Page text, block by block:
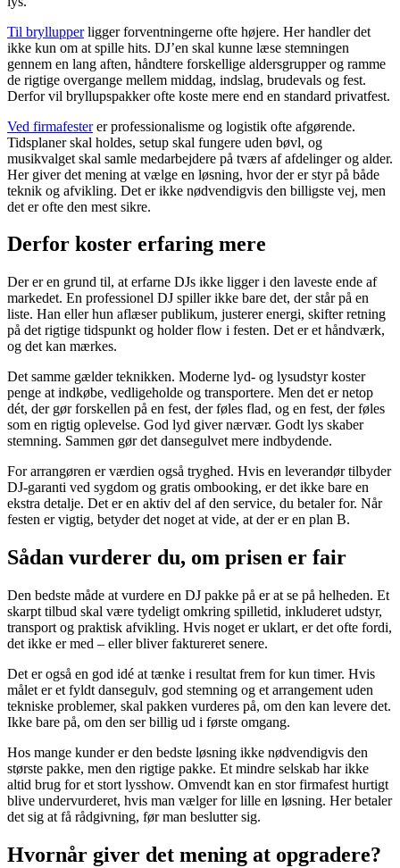
Til bryllupperligger forventningerne ofte højere. Her handler det
ikke kun om at spille hits. DJ’en skal kunne læse stemningen
gennem en lang aften, håndtere forskellige aldersgrupper og ramme
de rigtige overgange mellem middag, indslag, brudevals og fest.
Derfor vil bryllupspakker ofte koste mere end en standard privatfest.
Ved firmafesterer professionalisme og logistik ofte afgørende.
Tidsplaner skal holdes, setup skal fungere uden bøvl, og
musikvalget skal samle medarbejdere på tværs af afdelinger og alder.
Her giver det mening at vælge en løsning, hvor der er styr på både
teknik og afvikling. Det er ikke nødvendigvis den billigste vej, men
det er ofte den mest sikre.
Derfor koster erfaring mere
Der er en grund til, at erfarne DJs ikke ligger i den laveste ende af
markedet. En professionel DJ spiller ikke bare det, der står på en
liste. Han eller hun aflæser publikum, justerer energi, skifter retning
på det rigtige tidspunkt og holder flow i festen. Det er et håndværk,
og det kan mærkes.
Det samme gælder teknikken. Moderne lyd- og lysudstyr koster
penge at indkøbe, vedligeholde og transportere. Men det er netop
dét, der gør forskellen på en fest, der føles flad, og en fest, der føles
som en rigtig oplevelse. God lyd giver nærvær. Godt lys skaber
stemning. Sammen gør det dansegulvet mere indbydende.
For arrangøren er værdien også tryghed. Hvis en leverandør tilbyder
DJ-garanti ved sygdom og gratis ombooking, er det ikke bare en
ekstra detalje. Det er en aktiv del af den service, du betaler for. Når
festen er vigtig, betyder det noget at vide, at der er en plan B.
Sådan vurderer du, om prisen er fair
Den bedste måde at vurdere en DJ pakke på er at se på helheden. Et
skarpt tilbud skal være tydeligt omkring spilletid, inkluderet udstyr,
transport og praktisk afvikling. Hvis noget er uklart, er det ofte fordi,
det ikke er med – eller bliver faktureret senere.
Det er også en god idé at tænke i resultat frem for kun timer. Hvis
målet er et fyldt dansegulv, god stemning og et arrangement uden
tekniske problemer, skal pakken vurderes på, om den kan levere det.
Ikke bare på, om den ser billig ud i første omgang.
Hos mange kunder er den bedste løsning ikke nødvendigvis den
største pakke, men den rigtige pakke. Et mindre selskab har ikke
altid brug for et stort lysshow. Omvendt kan en stor firmafest hurtigt
blive undervurderet, hvis man vælger for lille en løsning. Her betaler
det sig at få rådgivning, før man beslutter sig.
Hvornår giver det mening at opgradere?